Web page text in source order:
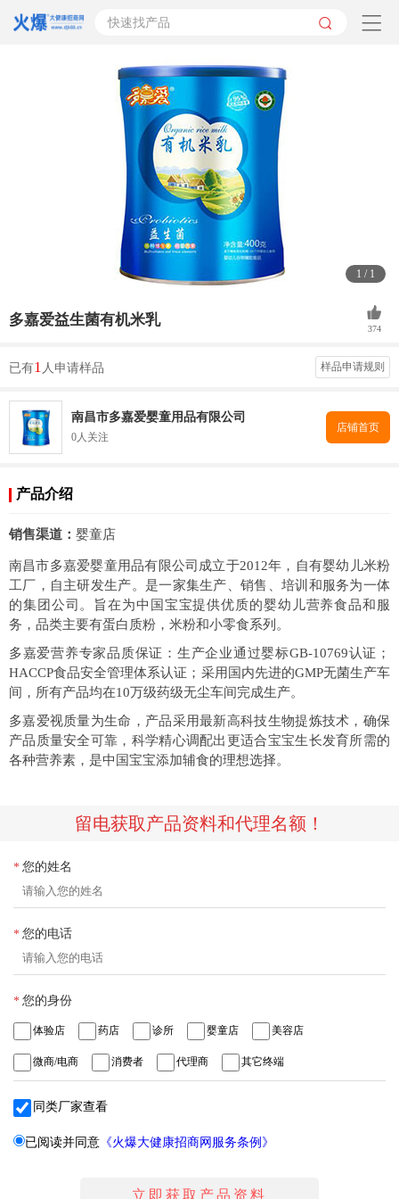
快速找产品
1 / 1
多嘉爱益生菌有机米乳
374
已有1 人申请样品 样品申请规则
南昌市多嘉爱婴童用品有限公司
0人关注
店铺首页
产品介绍
销售渠道： 婴童店
南昌市多嘉爱婴童用品有限公司成立于2012年，自有婴幼儿米粉
工厂，自主研发生产。是一家集生产、销售、培训和服务为一体
的集团公司。旨在为中国宝宝提供优质的婴幼儿营养食品和服
务，品类主要有蛋白质粉，米粉和小零食系列。
多嘉爱营养专家品质保证：生产企业通过婴标GB-10769认证；
HACCP食品安全管理体系认证；采用国内先进的GMP无菌生产车
间，所有产品均在10万级药级无尘车间完成生产。
多嘉爱视质量为生命，产品采用最新高科技生物提炼技术，确保
产品质量安全可靠，科学精心调配出更适合宝宝生长发育所需的
各种营养素，是中国宝宝添加辅食的理想选择。
留电获取产品资料和代理名额！
* 您的姓名
* 您的电话
* 您的身份
体验店 药店 诊所 婴童店 美容店
微商/电商 消费者 代理商 其它终端
同类厂家查看
已阅读并同意 《火爆大健康招商网服务条例》